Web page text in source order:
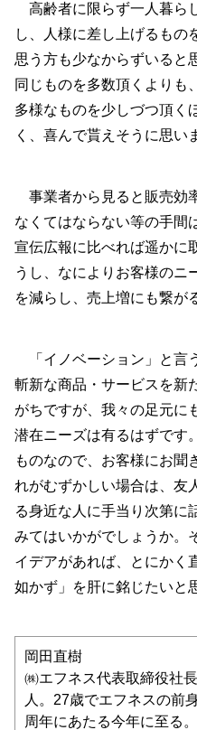
高齢者に限らず一人暮ら
し、人様に差し上げるもの
思う方も少なからずいると
同じものを多数頂くよりも
多様なものを少しづつ頂く
く、喜んで貰えそうに思い
事業者から見ると販売効
なくてはならない等の手間
宣伝広報に比べれば遥かに
うし、なによりお客様のニ
を減らし、売上増にも繋が
「イノベーション」と言
斬新な商品・サービスを新
がちですが、我々の足元に
潜在ニーズは有るはずです
ものなので、お客様にお聞
れがむずかしい場合は、友
る身近な人に手当り次第に
みてはいかがでしょうか。
イデアがあれば、とにかく
如かず」を肝に銘じたいと
岡田直樹
㈱エフネス代表取締役社
人。27歳でエフネスの前
周年にあたる今年に至る